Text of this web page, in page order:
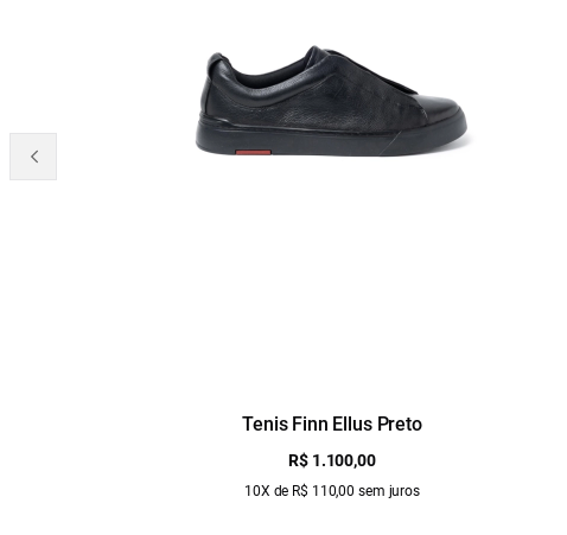
Tenis Finn Ellus Preto
R$ 1.100,00
10X de R$ 110,00 sem juros